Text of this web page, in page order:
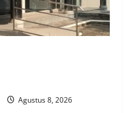
Agustus 8, 2026